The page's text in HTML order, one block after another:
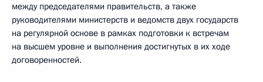
между председателями правительств, а также
руководителями министерств и ведомств двух государств
на регулярной основе в рамках подготовки к встречам
на высшем уровне и выполнения достигнутых в их ходе
договоренностей.